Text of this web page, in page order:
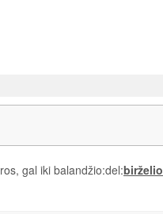
gal iki balandžio:del:birželio